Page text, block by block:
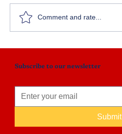
అపరాధ పరిశోధన - పార్ట్ 1
Comment and rate...
Subscribe to our newsletter
Submit